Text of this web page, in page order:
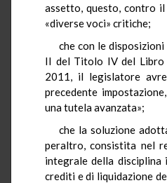
assetto, questo, contro
«diverse voci» critiche;
che con le
II del Titolo IV del Libro
2011, il legislatore
precedente
una tutela avanzata»;
che la soluzione
peraltro, consistita nel
integrale della
crediti e di liquidazione